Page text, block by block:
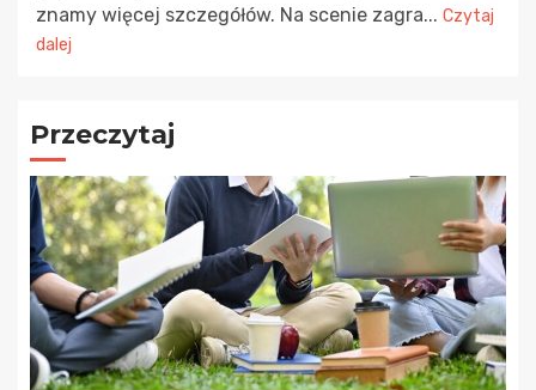
znamy więcej szczegółów. Na scenie zagra... Czytaj
dalej
Przeczytaj